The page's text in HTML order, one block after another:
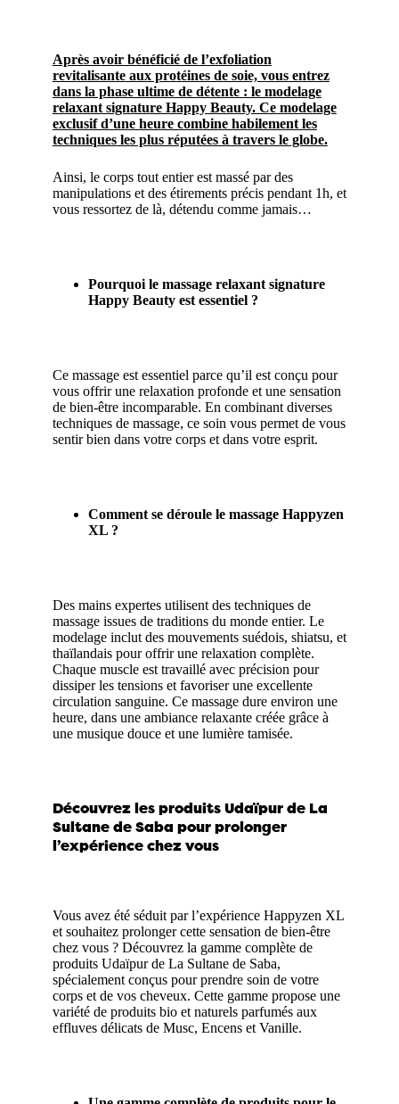
Après avoir bénéficié de l’exfoliation
revitalisante aux protéines de soie, vous entrez
dans la phase ultime de détente : le modelage
relaxant signature Happy Beauty. Ce modelage
exclusif d’une heure combine habilement les
techniques les plus réputées à travers le globe.
Ainsi, le corps tout entier est massé par des
manipulations et des étirements précis pendant 1h, et
vous ressortez de là, détendu comme jamais…
Pourquoi le massage relaxant signature
Happy Beauty est essentiel ?
Ce massage est essentiel parce qu’il est conçu pour
vous offrir une relaxation profonde et une sensation
de bien-être incomparable. En combinant diverses
techniques de massage, ce soin vous permet de vous
sentir bien dans votre corps et dans votre esprit.
Comment se déroule le massage Happyzen
XL ?
Des mains expertes utilisent des techniques de
massage issues de traditions du monde entier. Le
modelage inclut des mouvements suédois, shiatsu, et
thaïlandais pour offrir une relaxation complète.
Chaque muscle est travaillé avec précision pour
dissiper les tensions et favoriser une excellente
circulation sanguine. Ce massage dure environ une
heure, dans une ambiance relaxante créée grâce à
une musique douce et une lumière tamisée.
Découvrez les produits Udaïpur de La
Sultane de Saba pour prolonger
l’expérience chez vous
Vous avez été séduit par l’expérience Happyzen XL
et souhaitez prolonger cette sensation de bien-être
chez vous ? Découvrez la gamme complète de
produits Udaïpur de La Sultane de Saba,
spécialement conçus pour prendre soin de votre
corps et de vos cheveux. Cette gamme propose une
variété de produits bio et naturels parfumés aux
effluves délicats de Musc, Encens et Vanille.